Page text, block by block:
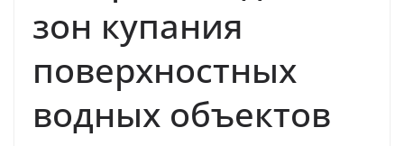
зон купания
поверхностных
водных объектов